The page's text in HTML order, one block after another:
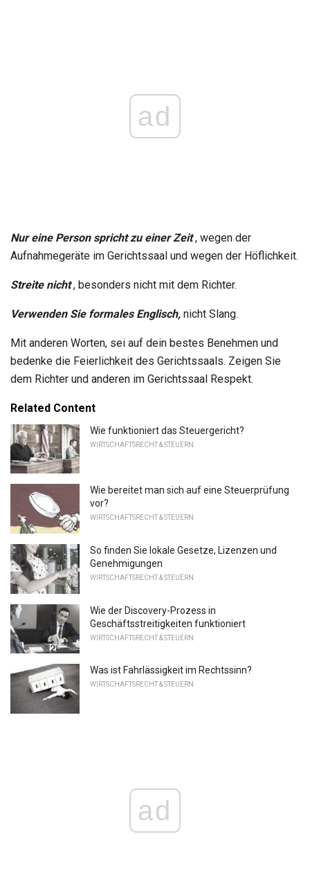
ad
Nur eine Person spricht zu einer Zeit, wegen der
Aufnahmegeräte im Gerichtssaal und wegen der Höflichkeit.
Streite nicht, besonders nicht mit dem Richter.
Verwenden Sie formales Englisch, nicht Slang.
Mit anderen Worten, sei auf dein bestes Benehmen und
bedenke die Feierlichkeit des Gerichtssaals. Zeigen Sie
dem Richter und anderen im Gerichtssaal Respekt.
Related Content
Wie funktioniert das Steuergericht?
WIRTSCHAFTSRECHT & STEUERN
Wie bereitet man sich auf eine Steuerprüfung
vor?
WIRTSCHAFTSRECHT & STEUERN
So finden Sie lokale Gesetze, Lizenzen und
Genehmigungen
WIRTSCHAFTSRECHT & STEUERN
Wie der Discovery-Prozess in
Geschäftsstreitigkeiten funktioniert
WIRTSCHAFTSRECHT & STEUERN
Was ist Fahrlässigkeit im Rechtssinn?
WIRTSCHAFTSRECHT & STEUERN
ad